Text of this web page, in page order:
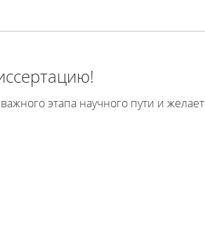
этапа научного пути и желает